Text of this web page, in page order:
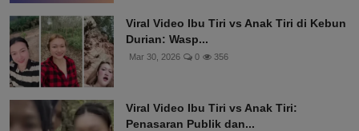
Viral Video Ibu Tiri vs Anak Tiri di Kebun
Durian: Wasp...
Mar 30, 2026 0 356
Viral Video Ibu Tiri vs Anak Tiri:
Penasaran Publik dan...